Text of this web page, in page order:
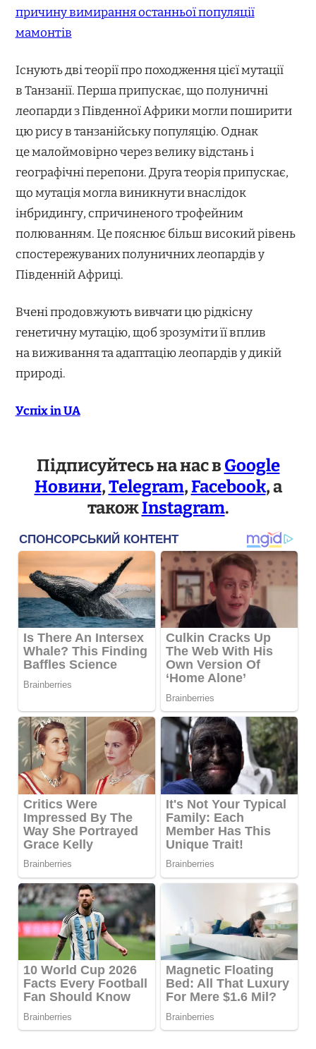
причину вимирання останньої популяції
мамонтів
Існують дві теорії про походження цієї мутації
в Танзанії. Перша припускає, що полуничні
леопарди з Південної Африки могли поширити
цю рису в танзанійську популяцію. Однак
це малоймовірно через велику відстань і
географічні перепони. Друга теорія припускає,
що мутація могла виникнути внаслідок
інбридингу, спричиненого трофейним
полюванням. Це пояснює більш високий рівень
спостережуваних полуничних леопардів у
Південній Африці.
Вчені продовжують вивчати цю рідкісну
генетичну мутацію, щоб зрозуміти її вплив
на виживання та адаптацію леопардів у дикій
природі.
Успіх in UA
Підписуйтесь на нас вGoogle
Новини,Telegram,Facebook, а
такожInstagram.